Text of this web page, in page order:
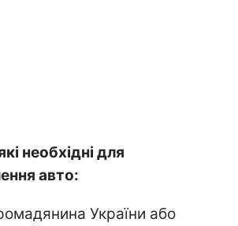
необхідні для
авто:
України або